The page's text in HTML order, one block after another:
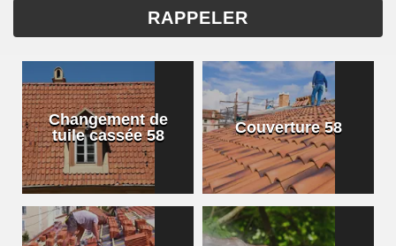
Changement de
tuile cassée 58
Couverture 58